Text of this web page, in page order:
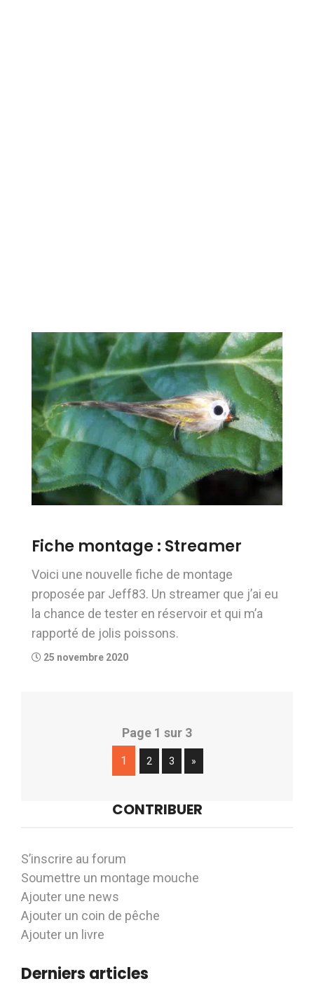
Fiche montage : Streamer
Voici une nouvelle fiche de montage
proposée par Jeff83. Un streamer que j’ai eu
la chance de tester en réservoir et qui m’a
rapporté de jolis poissons.
25 novembre 2020
Page 1 sur 3
1 2 3 »
CONTRIBUER
S’inscrire au forum
Soumettre un montage mouche
Ajouter une news
Ajouter un coin de pêche
Ajouter un livre
Derniers articles